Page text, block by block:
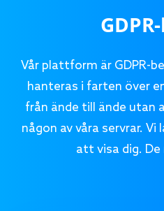
Vår plattform är GDPR-
hanteras i farten över
från ände till ände utan
någon av våra servrar.
att visa dig.